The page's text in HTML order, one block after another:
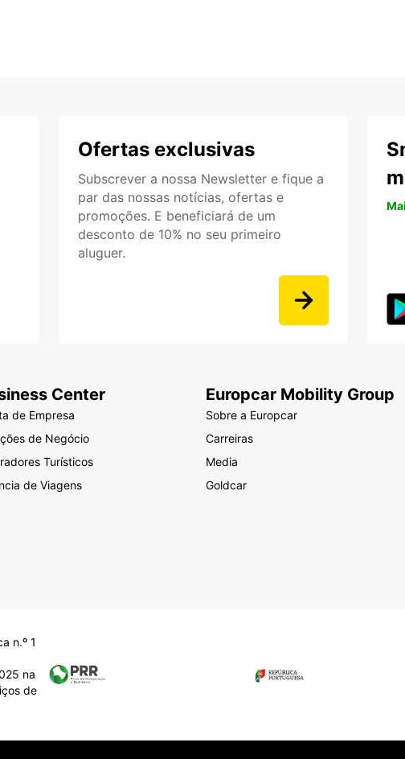
Ofertas exclusivas
Subscrever a nossa Newsletter e fique a
par das nossas notícias, ofertas e
promoções. E beneficiará de um
desconto de 10% no seu primeiro
aluguer.
Center
de Empresa
de Negócio
Turísticos
de Viagens
Europcar Mobility Group
Sobre a Europcar
Carreiras
Media
Goldcar
n.º 1
na
de